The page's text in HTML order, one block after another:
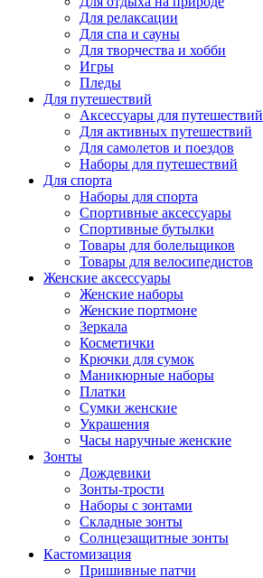
Для релаксации
Для спа и сауны
Для творчества и хобби
Игры
Пледы
Для путешествий
Аксессуары для путешествий
Для активных путешествий
Для самолетов и поездов
Наборы для путешествий
Для спорта
Наборы для спорта
Спортивные аксессуары
Спортивные бутылки
Товары для болельщиков
Товары для велосипедистов
Женские аксессуары
Женские наборы
Женские портмоне
Зеркала
Косметички
Крючки для сумок
Маникюрные наборы
Платки
Сумки женские
Украшения
Часы наручные женские
Зонты
Дождевики
Зонты-трости
Наборы с зонтами
Складные зонты
Солнцезащитные зонты
Кастомизация
Пришивные патчи